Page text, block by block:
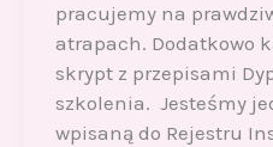
pracujemy na
atrapach. Dodatkowo
skrypt z przepisami
szkolenia. Jesteśmy
wpisaną do Rejestru